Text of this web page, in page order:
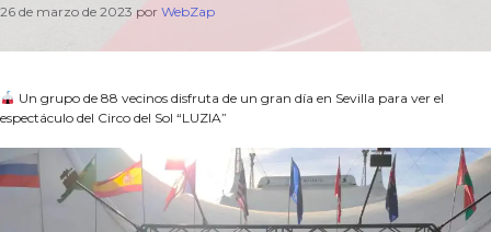
26 de marzo de 2023 por WebZap
Un grupo de 88 vecinos disfruta de un gran día en Sevilla para ver el
espectáculo del Circo del Sol “LUZIA”